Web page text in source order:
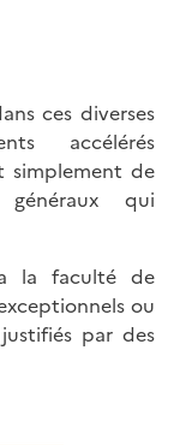
ces diverses
accélérés
simplement de
qui
la faculté de
ou
par des